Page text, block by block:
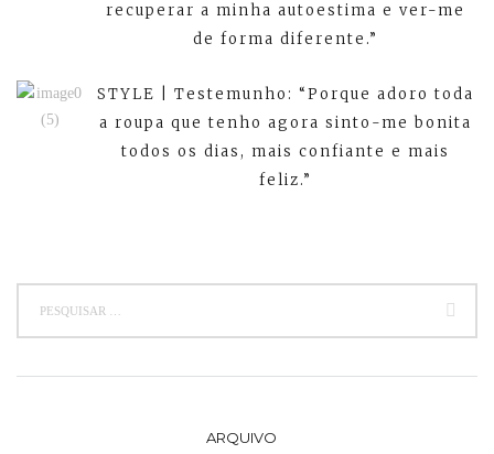
recuperar a minha autoestima e ver-me
de forma diferente.”
STYLE | Testemunho: “Porque adoro toda
a roupa que tenho agora sinto-me bonita
todos os dias, mais confiante e mais
feliz.”
ARQUIVO